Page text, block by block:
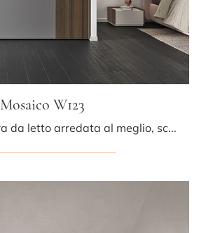
Mosaico W123
Se vuoi una camera da letto arredata al meglio, scegli l'armadio Mosaico W123 con ante scorrevoli di Colombini Casa!